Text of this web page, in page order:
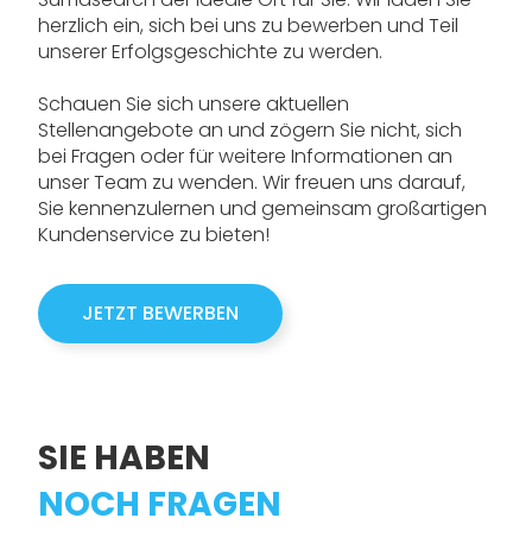
herzlich ein, sich bei uns zu bewerben und Teil
unserer Erfolgsgeschichte zu werden.
Schauen Sie sich unsere aktuellen
Stellenangebote an und zögern Sie nicht, sich
bei Fragen oder für weitere Informationen an
unser Team zu wenden. Wir freuen uns darauf,
Sie kennenzulernen und gemeinsam großartigen
Kundenservice zu bieten!
JETZT BEWERBEN
SIE HABEN
NOCH FRAGEN